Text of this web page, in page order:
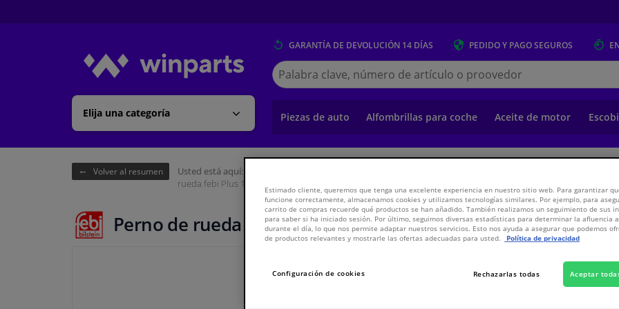
Elija una categoría
GARANTÍA DE DEVOLUCIÓN 14 DÍAS PEDIDO Y PAGOSEGUROS
Buscar
en
Winparts.es
Piezas de auto Alfombrillas para coche Aceite de motor
Volver al resumen Usted está aquí:
rueda febi Plus 1005116
Perno de rueda febi Plus 1005116
10,39€
Estimado cliente, queremos que tenga una excelente experiencia en nuestro sitio web. Para garantizar
funcione correctamente, almacenamos cookies y utilizamos tecnologías similares. Por ejemplo, para
carrito de compras recuerde qué productos se han añadido. También realizamos un seguimiento de sus
para saber si ha iniciado sesión. Por último, seguimos diversas estadísticas para determinar la afluencia
durante el día, lo que nos permite adaptar nuestros servicios. Esto nos ayuda a asegurar que podemos
de productos relevantes y mostrarle las ofertas adecuadas para usted.
Política de privacidad
Configuración de cookies Rechazarlas todas Aceptar